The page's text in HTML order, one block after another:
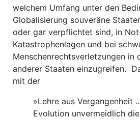
welchem Umfang unter den
Globalisierung souveräne
oder gar verpflichtet sind, in
Katastrophenlagen und bei
Menschenrechtsverletzungen in
anderer Staaten einzugreifen.
mit der
»Lehre aus Vergangenheit
Evolution unvermeidlich